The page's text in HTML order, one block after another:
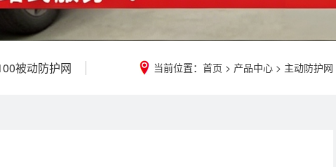
当前位置： 首页 > 产品中心 > 主动防护网
被动防护网